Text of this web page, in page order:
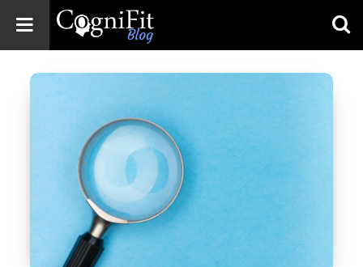
Health
News
Brain Training,
Mental Health, and
Wellness